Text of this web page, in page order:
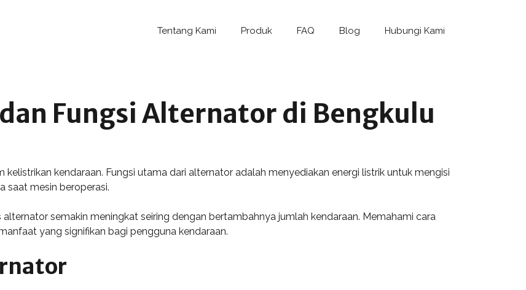
Tentang Kami Produk FAQ Blog Hubungi Kami
Fungsi Alternator di Bengkulu
kendaraan. Fungsi utama dari alternator adalah menyediakan energi listrik untuk mengisi
saat mesin beroperasi.
semakin meningkat seiring dengan bertambahnya jumlah kendaraan. Memahami cara
yang signifikan bagi pengguna kendaraan.